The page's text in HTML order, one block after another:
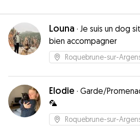
Louna · Je suis un dog
bien accompagner
Roquebrune-sur-
Elodie · Garde/
🦜
Roquebrune-sur-